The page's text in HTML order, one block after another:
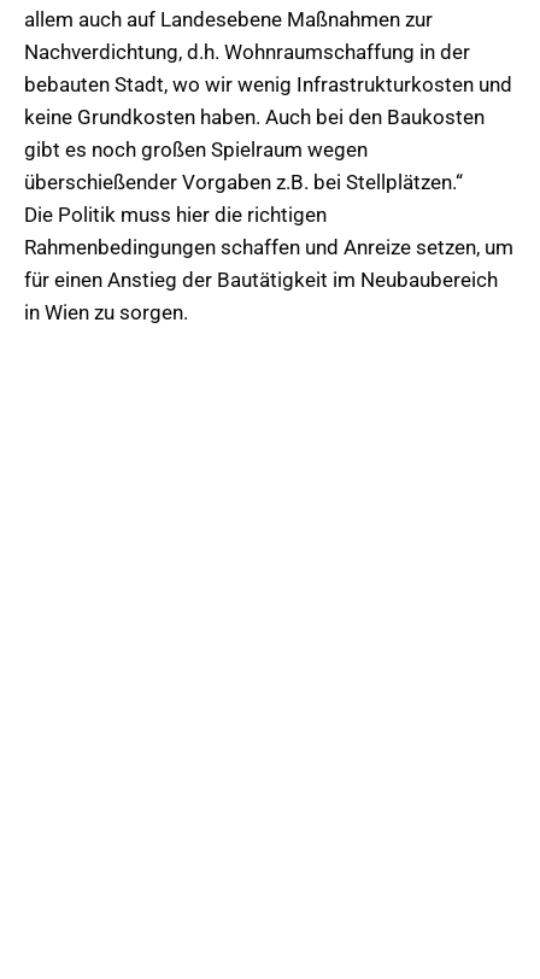
allem auch auf Landesebene Maßnahmen zur
Nachverdichtung, d.h. Wohnraumschaffung in der
bebauten Stadt, wo wir wenig Infrastrukturkosten und
keine Grundkosten haben. Auch bei den Baukosten
gibt es noch großen Spielraum wegen
überschießender Vorgaben z.B. bei Stellplätzen.“
Die Politik muss hier die richtigen
Rahmenbedingungen schaffen und Anreize setzen, um
für einen Anstieg der Bautätigkeit im Neubaubereich
in Wien zu sorgen.